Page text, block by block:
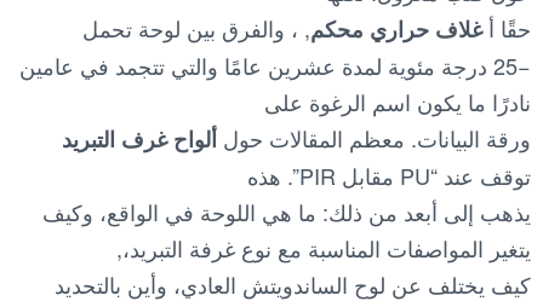
حقًا أغلاف حراري محكم, ، والفرق بين لوحة تحمل
−25 درجة مئوية لمدة عشرين عامًا والتي تتجمد في عامين
نادرًا ما يكون اسم الرغوة على
ورقة البيانات. معظم المقالات حول ألواح غرف التبريد
توقف عند “PU مقابل PIR”. هذه
يذهب إلى أبعد من ذلك: ما هي اللوحة في الواقع، وكيف
يتغير المواصفات المناسبة مع نوع غرفة التبريد،,
كيف يختلف عن لوح الساندويتش العادي، وأين بالتحديد